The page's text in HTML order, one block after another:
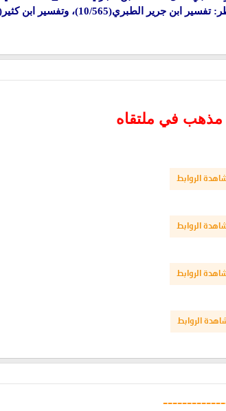
مذهب في ملتقاه
الروابط
الروابط
الروابط
الروابط